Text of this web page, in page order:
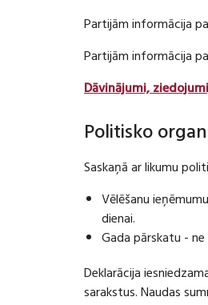
Partijām informācija
Partijām informācija
Dāvinājumi,
Politisko
Saskaņā ar likumu
Vēlēšanu
dienai.
Gada pārskatu -
Deklarācija
sarakstus. Naudas